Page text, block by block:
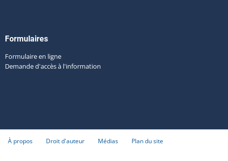
Formulaires
Formulaire en ligne
Demande d'accès à l'information
À propos Droit d'auteur Médias Plan du site